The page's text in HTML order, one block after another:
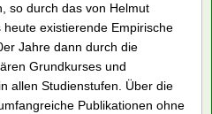
so durch das von Helmut
existierende Empirische
Jahre dann durch die
Grundkurses und
allen Studienstufen. Über die
Publikationen ohne